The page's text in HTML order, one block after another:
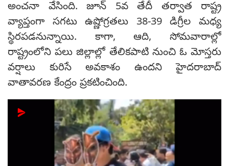
అంచనా వేసింది. జూన్ 5వ తేదీ తర్వాత రాష్ట్ర
వ్యాప్తంగా సగటు ఉష్ణోగ్రతలు 38-39 డిగ్రీల మధ్య
స్థిరపడనున్నాయి. కాగా, ఆది, సోమవారాల్లో
రాష్ట్రంలోని పలు జిల్లాల్లో తేలికపాటి నుంచి ఓ మోస్తరు
వర్షాలు కురిసే అవకాశం ఉందని హైదరాబాద్
వాతావరణ కేంద్రం ప్రకటించింది.